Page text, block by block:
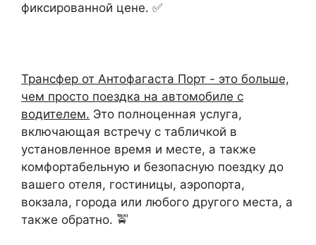
фиксированной цене. ✅
Трансфер от Антофагаста Порт - это больше,
чем просто поездка на автомобиле с
водителем. Это полноценная услуга,
включающая встречу с табличкой в
установленное время и месте, а также
комфортабельную и безопасную поездку до
вашего отеля, гостиницы, аэропорта,
вокзала, города или любого другого места, а
также обратно. 🚖